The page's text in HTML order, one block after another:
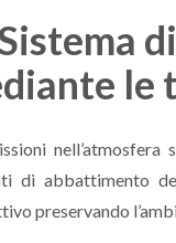
le
di abbattimento
preservando